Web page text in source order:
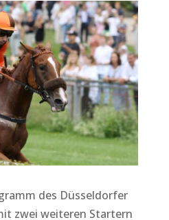
des Düsseldorfer
zwei weiteren Startern